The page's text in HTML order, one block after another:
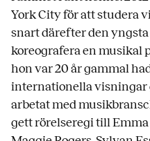
York City för att studera
snart därefter den
koreografera en musikal
hon var 20 år gammal
internationella visningar
arbetat med
gett rörelseregi till Emma